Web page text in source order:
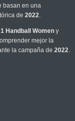
basan en una
de 2022.
Handball Womeny
mejor la
la campaña de 2022.